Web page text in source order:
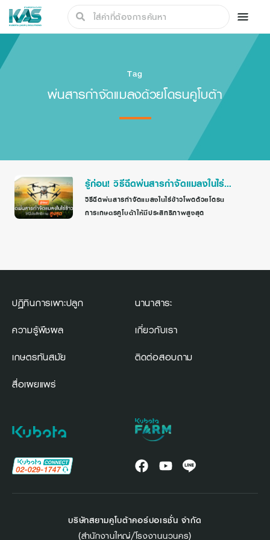
Tag
พ่นสารกำจัดแมลงด้วยโดรนคูโบต้า
รู้ก่อน! วิธีฉีดพ่นสารกำจัดแมลงในไร่
ข้าวโพดให้มีประสิทธิภาพสูงสุด
วิธีฉีดพ่นสารกำจัดแมลงในไร่ข้าวโพดด้วยโดรน
การเกษตรคูโบต้าให้มีประสิทธิภาพสูงสุด
ปฏิทินการเพาะปลูก
ความรู้พืชผล
เกษตรทันสมัย
สื่อเผยแพร่
นานาสาระ
เกี่ยวกับเรา
ติดต่อสอบถาม
บริษัทสยามคูโบต้าคอร์ปอเรชั่น จำกัด
(สำนักงานใหญ่/โรงงานนวนคร)